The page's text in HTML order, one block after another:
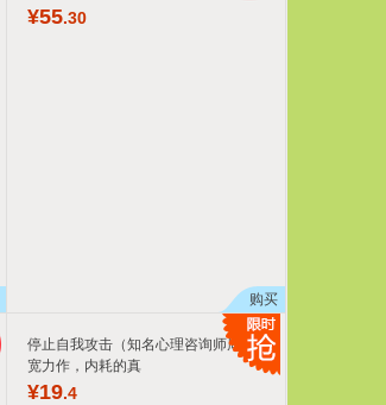
¥55.30
购买
停止自我攻击（知名心理咨询师周小
宽力作，内耗的真
¥19.4